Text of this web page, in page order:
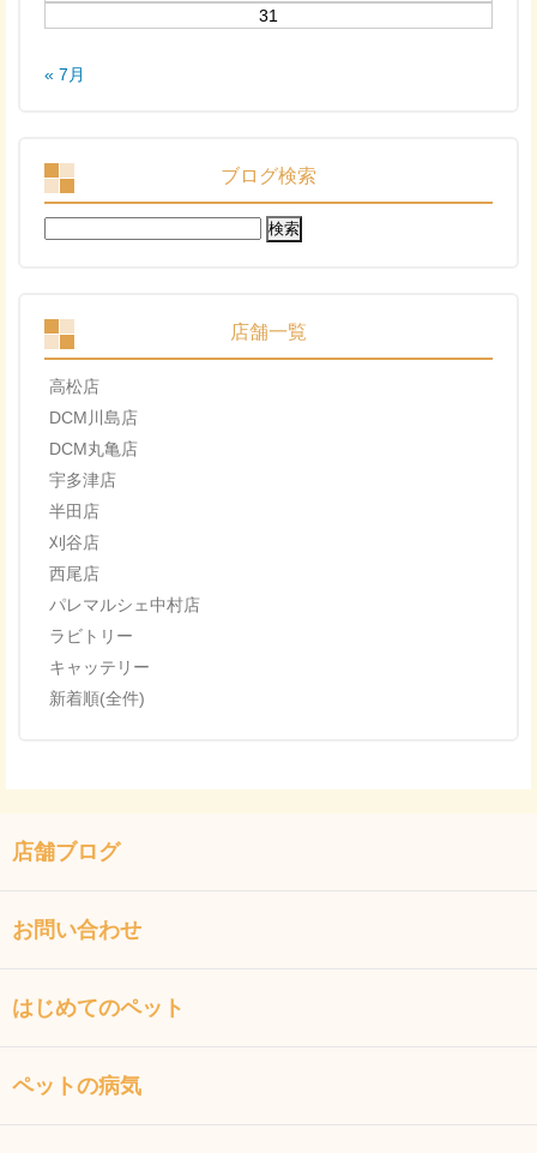
31
« 7月
ブログ検索
検
索:
店舗一覧
高松店
DCM川島店
DCM丸亀店
宇多津店
半田店
刈谷店
西尾店
パレマルシェ中村店
ラビトリー
キャッテリー
新着順(全件)
店舗ブログ
お問い合わせ
はじめてのペット
ペットの病気